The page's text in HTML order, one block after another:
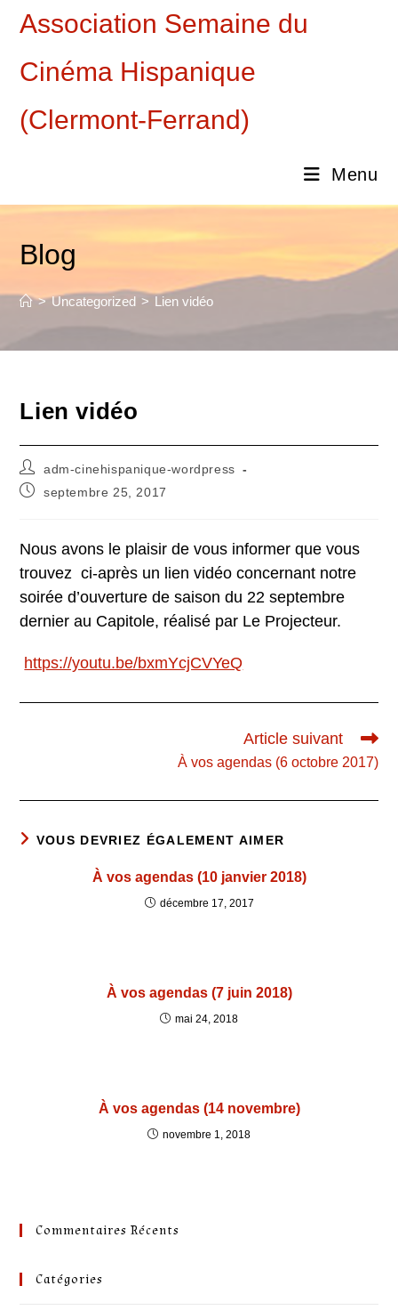
Association Semaine du
Cinéma Hispanique
(Clermont-Ferrand)
Menu
Blog
> Uncategorized > Lien vidéo
Lien vidéo
Auteur/autrice
de
la
adm-cinehispanique-wordpress
Publication
septembre 25, 2017
Nous avons le plaisir de vous informer que vous
trouvez ci-après un lien vidéo concernant notre
soirée d’ouverture de saison du 22 septembre
dernier au Capitole, réalisé par Le Projecteur.
https://youtu.be/bxmYcjCVYeQ
Article suivant
À vos agendas (6 octobre 2017)
VOUS DEVRIEZ ÉGALEMENT AIMER
À vos agendas (10 janvier 2018)
décembre 17, 2017
À vos agendas (7 juin 2018)
mai 24, 2018
À vos agendas (14 novembre)
novembre 1, 2018
Commentaires Récents
Catégories